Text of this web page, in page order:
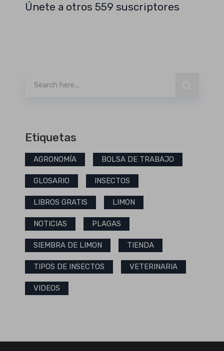
Únete a otros 559 suscriptores
Etiquetas
AGRONOMÍA BOLSA DE TRABAJO
GLOSARIO INSECTOS
LIBROS GRATIS LIMON
NOTICIAS PLAGAS
SIEMBRA DE LIMON TIENDA
TIPOS DE INSECTOS VETERINARIA
VIDEOS